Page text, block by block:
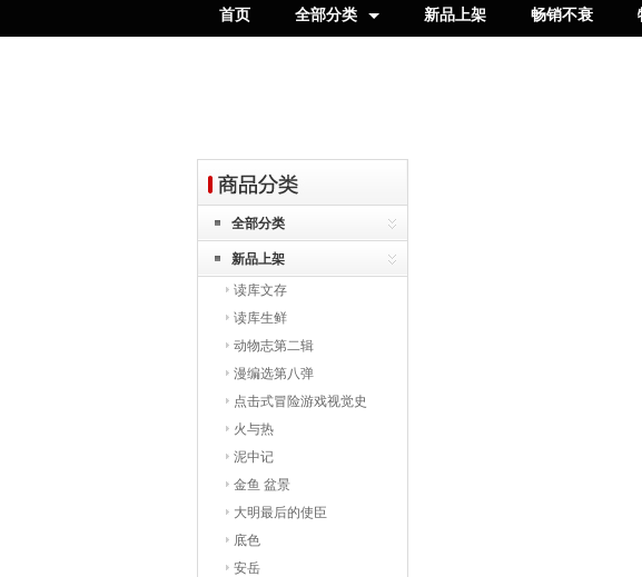
首页 全部分类 新品上架 畅销不衰
全部分类
新品上架
读库文存
读库生鲜
动物志第二辑
漫编选第八弹
点击式冒险游戏视觉史
火与热
泥中记
金鱼 盆景
大明最后的使臣
底色
安岳